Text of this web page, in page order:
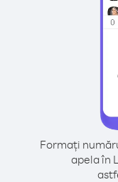
Formați
apela în